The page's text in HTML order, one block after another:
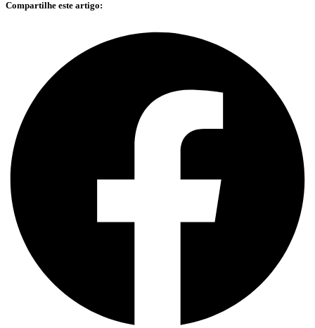
Compartilhe este artigo: